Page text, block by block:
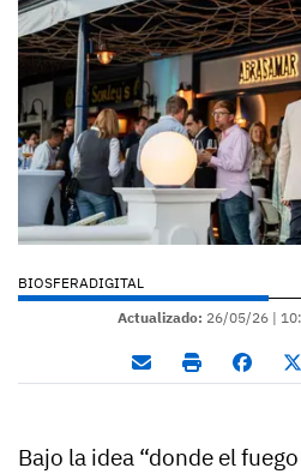
BIOSFERADIGITAL
Actualizado: 26/05/26 |
Bajo la idea “donde el